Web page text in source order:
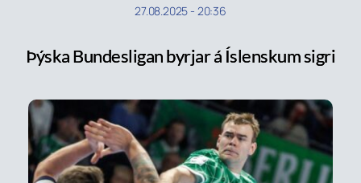
27.08.2025 - 20:36
Þýska Bundesligan byrjar á Íslenskum sigri